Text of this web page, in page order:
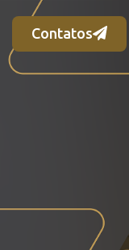
Contatos